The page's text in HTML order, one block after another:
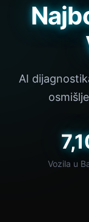
AI
Vozila u